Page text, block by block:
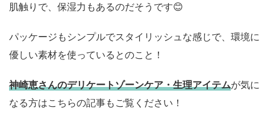
肌触りで、保湿力もあるのだそうです😊
パッケージもシンプルでスタイリッシュな感じで、環境に
優しい素材を使っているとのこと！
神崎恵さんのデリケートゾーンケア・生理アイテムが気に
なる方はこちらの記事もご覧ください！